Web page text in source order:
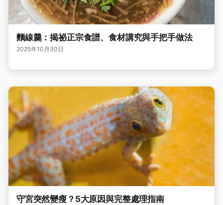
麵線羹：揭祕正宗食譜、食材講究與手把手做法
2025年10月30日
守宮突然變瘦？5大原因與完整處理指南